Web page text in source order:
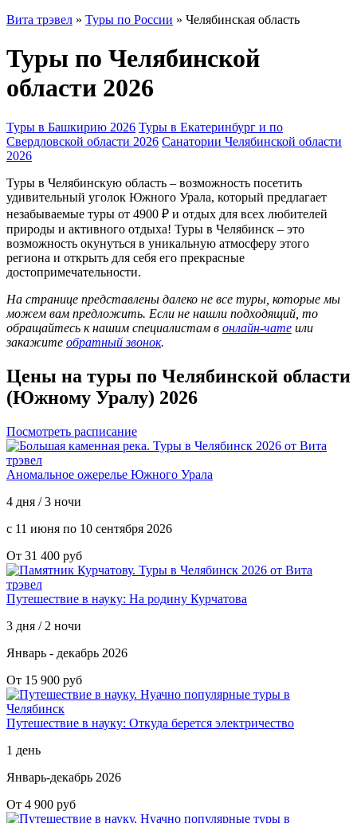
Вита трэвел » Туры по России » Челябинская область
Туры по Челябинской
области 2026
Туры в Башкирию 2026 Туры в Екатеринбург и по
Свердловской области 2026 Санатории Челябинской области
2026
Туры в Челябинскую область – возможность посетить
удивительный уголок Южного Урала, который предлагает
незабываемые туры от 4900 ₽ и отдых для всех любителей
природы и активного отдыха! Туры в Челябинск – это
возможность окунуться в уникальную атмосферу этого
региона и открыть для себя его прекрасные
достопримечательности.
На странице представлены далеко не все туры, которые мы
можем вам предложить. Если не нашли подходящий, то
обращайтесь к нашим специалистам в онлайн-чате или
закажите обратный звонок.
Цены на туры по Челябинской области
(Южному Уралу) 2026
Посмотреть расписание
Аномальное ожерелье Южного Урала
4 дня / 3 ночи
с 11 июня по 10 сентября 2026
От 31 400 руб
Путешествие в науку: На родину Курчатова
3 дня / 2 ночи
Январь - декабрь 2026
От 15 900 руб
Путешествие в науку: Откуда берется электричество
1 день
Январь-декабрь 2026
От 4 900 руб